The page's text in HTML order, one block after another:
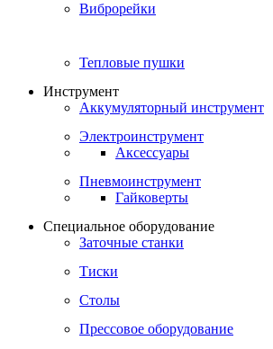
Виброрейки
Тепловые пушки
Инструмент
Аккумуляторный инструмент
Электроинструмент
Аксессуары
Пневмоинструмент
Гайковерты
Специальное оборудование
Заточные станки
Тиски
Столы
Прессовое оборудование